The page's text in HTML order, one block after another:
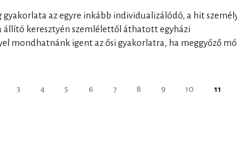
az egyre inkább individualizálódó, a hit
állító keresztyén szemlélettől áthatott egyházi
mondhatnánk igent az ősi gyakorlatra, ha meggyőző
3 4 5 6 7 8 9 10 11